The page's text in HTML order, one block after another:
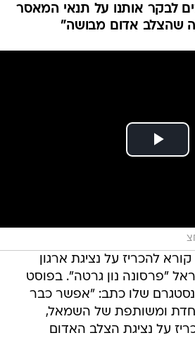
לבקר אותנו על תנאי המאסר
שהצלב אדום מבושה"
קורא להכריז על נציגת ארגון
"פרסונה נון גרטה". בפוסט
שלו כתב: "אפשר כבר
ומשותפת של השמאל,
על נציגת הצלב האדום